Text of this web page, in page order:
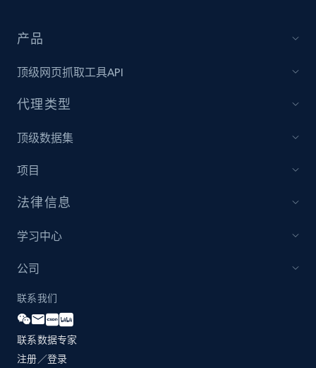
Rating, Reviews count, Initial price, Discount,
and more.
Category id, Product id, Product name, Price,
more.
Zara - Products - discovery by category url
Category id, Product id, Product name, Price,
Currency, Colour code, Colour, Description, and
产品
顶级网页抓取工具API
代理类型
顶级数据集
项目
法律信息
学习中心
公司
联系我们
联系数据专家
注册／登录